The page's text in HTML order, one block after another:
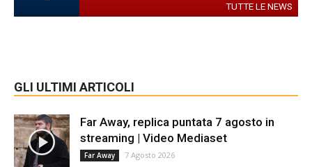
TUTTE LE NEWS
GLI ULTIMI ARTICOLI
Far Away, replica puntata 7 agosto in
streaming | Video Mediaset
Far Away 7 Agosto 2026